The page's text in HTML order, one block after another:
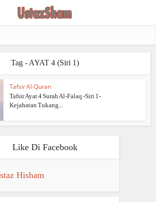
Tag - AYAT 4 (Siri 1)
Tafsir Al-Quran
Tafsir Ayat 4 Surah Al-Falaq -Siri 1-
Kejahatan Tukang...
Like Di Facebook
Hisham